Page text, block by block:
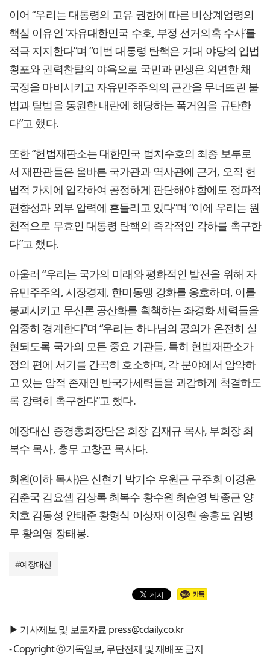
이어 “우리는 대통령의 고유 권한에 따른 비상계엄령의
핵심 이유인 ‘자유대한민국 수호, 부정 선거의혹 수사’를
적극 지지한다”며 “이번 대통령 탄핵은 거대 야당의 입법
횡포와 권력찬탈의 야욕으로 국민과 민생은 외면한 채
국정을 마비시키고 자유민주주의의 근간을 무너뜨린 불
법과 탈법을 동원한 내란에 해당하는 폭거임을 규탄한
다”고 했다.
또한 “헌법재판소는 대한민국 법치수호의 최종 보루로
서 재판관들은 올바른 국가관과 역사관에 근거, 오직 헌
법적 가치에 입각하여 공정하게 판단해야 함에도 정파적
편향성과 외부 압력에 흔들리고 있다”며 “이에 우리는 원
천적으로 무효인 대통령 탄핵의 즉각적인 각하를 촉구한
다”고 했다.
아울러 “우리는 국가의 미래와 평화적인 발전을 위해 자
유민주주의, 시장경제, 한미동맹 강화를 옹호하며, 이를
붕괴시키고 무신론 공산화를 획책하는 좌경화 세력들을
엄중히 경계한다”며 “우리는 하나님의 공의가 온전히 실
현되도록 국가의 모든 중요 기관들, 특히 헌법재판소가
정의 편에 서기를 간곡히 호소하며, 각 분야에서 암약하
고 있는 암적 존재인 반국가세력들을 과감하게 척결하도
록 강력히 촉구한다”고 했다.
예장대신 증경총회장단은 회장 김재규 목사, 부회장 최
복수 목사, 총무 고창곤 목사다.
회원(이하 목사)은 신현기 박기수 우원근 구주회 이경운
김춘국 김요셉 김상록 최복수 황수원 최순영 박종근 양
치호 김동성 안태준 황형식 이상재 이정현 송흥도 임병
무 황의영 장태봉.
#예장대신
▶ 기사제보 및 보도자료 press@cdaily.co.kr
- Copyright ⓒ기독일보, 무단전재 및 재배포 금지